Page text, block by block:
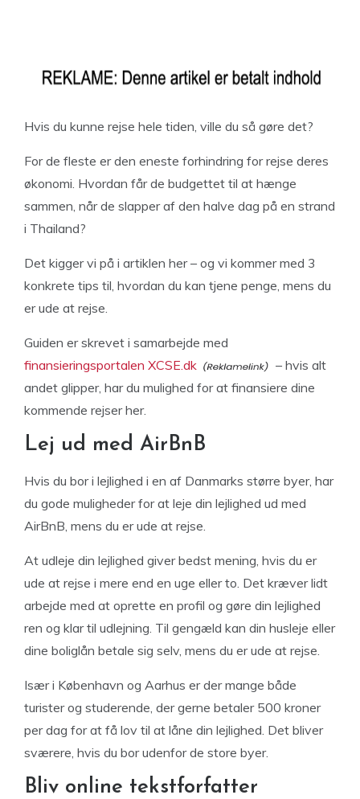
Hvis du kunne rejse hele tiden, ville du så gøre det?
For de fleste er den eneste forhindring for rejse deres
økonomi. Hvordan får de budgettet til at hænge
sammen, når de slapper af den halve dag på en strand
i Thailand?
Det kigger vi på i artiklen her – og vi kommer med 3
konkrete tips til, hvordan du kan tjene penge, mens du
er ude at rejse.
Guiden er skrevet i samarbejde med
finansieringsportalen XCSE.dk
– hvis alt
andet glipper, har du mulighed for at finansiere dine
kommende rejser her.
Lej ud med AirBnB
Hvis du bor i lejlighed i en af Danmarks større byer, har
du gode muligheder for at leje din lejlighed ud med
AirBnB, mens du er ude at rejse.
At udleje din lejlighed giver bedst mening, hvis du er
ude at rejse i mere end en uge eller to. Det kræver lidt
arbejde med at oprette en profil og gøre din lejlighed
ren og klar til udlejning. Til gengæld kan din husleje eller
dine boliglån betale sig selv, mens du er ude at rejse.
Især i København og Aarhus er der mange både
turister og studerende, der gerne betaler 500 kroner
per dag for at få lov til at låne din lejlighed. Det bliver
sværere, hvis du bor udenfor de store byer.
Bliv online tekstforfatter